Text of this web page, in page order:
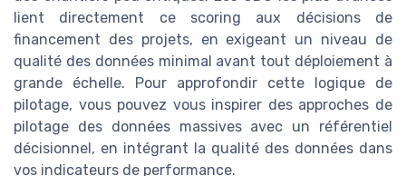
lient directement ce scoring aux décisions de
financement des projets, en exigeant un niveau de
qualité des données minimal avant tout déploiement à
grande échelle. Pour approfondir cette logique de
pilotage, vous pouvez vous inspirer des approches de
pilotage des données massives avec un référentiel
décisionnel, en intégrant la qualité des données dans
vos indicateurs de performance.